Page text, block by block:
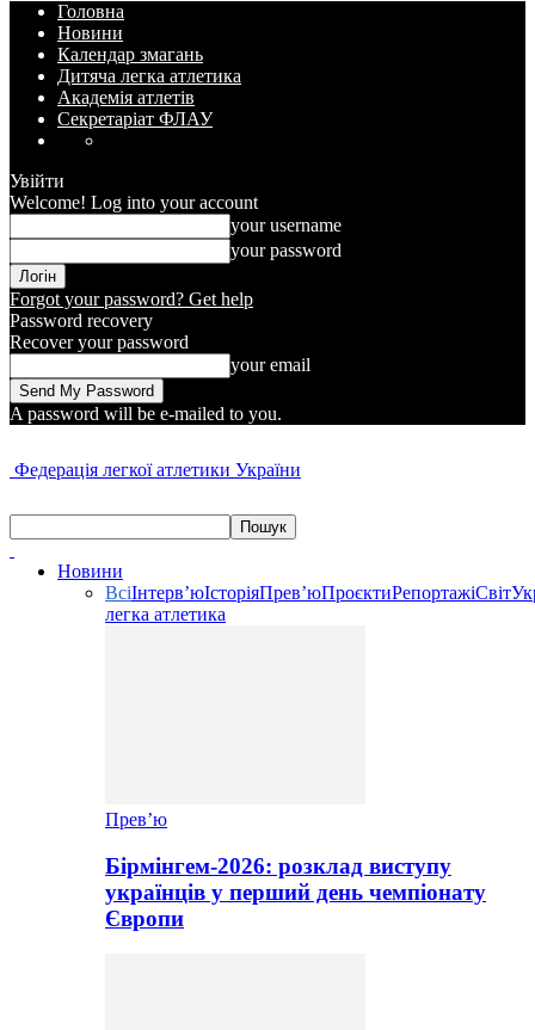
Головна
Новини
Календар змагань
Дитяча легка атлетика
Академія атлетів
Секретаріат ФЛАУ
Увійти
Welcome! Log into your account
your username
your password
Forgot your password? Get help
Password recovery
Recover your password
your email
A password will be e-mailed to you.
Федерація легкої атлетики України
Новини
ВсіІнтерв’юІсторіяПрев’юПроєктиРепортажіСвіт
легка атлетика
Прев’ю
Бірмінгем-2026: розклад виступу
українців у перший день чемпіонату
Європи